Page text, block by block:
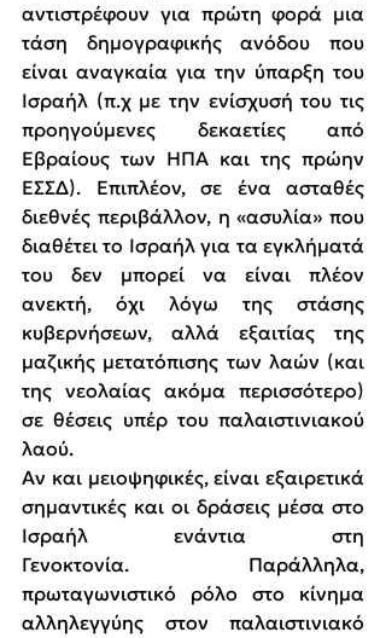
αντιστρέφουν για πρώτη φορά μια
τάση δημογραφικής ανόδου που
είναι αναγκαία για την ύπαρξη του
Ισραήλ (π.χ με την ενίσχυσή του τις
προηγούμενες δεκαετίες από
Εβραίους των ΗΠΑ και της πρώην
ΕΣΣΔ). Επιπλέον, σε ένα ασταθές
διεθνές περιβάλλον, η «ασυλία» που
διαθέτει το Ισραήλ για τα εγκλήματά
του δεν μπορεί να είναι πλέον
ανεκτή, όχι λόγω της στάσης
κυβερνήσεων, αλλά εξαιτίας της
μαζικής μετατόπισης των λαών (και
της νεολαίας ακόμα περισσότερο)
σε θέσεις υπέρ του παλαιστινιακού
λαού.
Αν και μειοψηφικές, είναι εξαιρετικά
σημαντικές και οι δράσεις μέσα στο
Ισραήλ ενάντια στη
Γενοκτονία. Παράλληλα,
πρωταγωνιστικό ρόλο στο κίνημα
αλληλεγγύης στον παλαιστινιακό